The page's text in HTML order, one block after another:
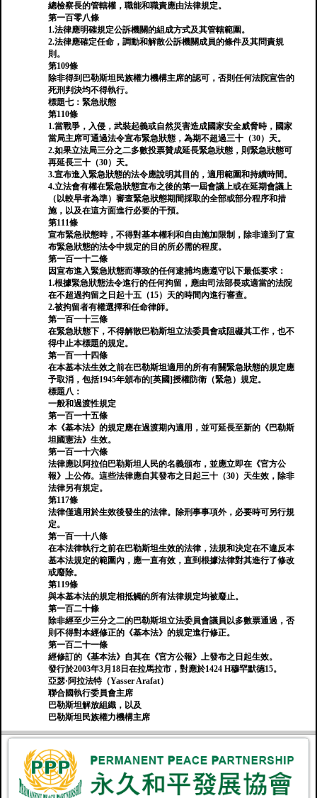
總檢察長的管轄權，職能和職責應由法律規定。
第一百零八條
1.法律應明確規定公訴機關的組成方式及其管轄範圍。
2.法律應確定任命，調動和解散公訴機關成員的條件及其問責規
則。
第109條
除非得到巴勒斯坦民族權力機構主席的認可，否則任何法院宣告的
死刑判決均不得執行。
標題七：緊急狀態
第110條
1.當戰爭，入侵，武裝起義或自然災害造成國家安全威脅時，國家
當局主席可通過法令宣布緊急狀態，為期不超過三十（30）天。
2.如果立法局三分之二多數投票贊成延長緊急狀態，則緊急狀態可
再延長三十（30）天。
3.宣布進入緊急狀態的法令應說明其目的，適用範圍和持續時間。
4.立法會有權在緊急狀態宣布之後的第一屆會議上或在延期會議上
（以較早者為準）審查緊急狀態期間採取的全部或部分程序和措
施，以及在這方面進行必要的干預。
第111條
宣布緊急狀態時，不得對基本權利和自由施加限制，除非達到了宣
布緊急狀態的法令中規定的目的所必需的程度。
第一百一十二條
因宣布進入緊急狀態而導致的任何逮捕均應遵守以下最低要求：
1.根據緊急狀態法令進行的任何拘留，應由司法部長或適當的法院
在不超過拘留之日起十五（15）天的時間內進行審查。
2.被拘留者有權選擇和任命律師。
第一百一十三條
在緊急狀態下，不得解散巴勒斯坦立法委員會或阻礙其工作，也不
得中止本標題的規定。
第一百一十四條
在本基本法生效之前在巴勒斯坦適用的所有有關緊急狀態的規定應
予取消，包括1945年頒布的[英國]授權防衛（緊急）規定。
標題八：
一般和過渡性規定
第一百一十五條
本《基本法》的規定應在過渡期內適用，並可延長至新的《巴勒斯
坦國憲法》生效。
第一百一十六條
法律應以阿拉伯巴勒斯坦人民的名義頒布，並應立即在《官方公
報》上公佈。這些法律應自其發布之日起三十（30）天生效，除非
法律另有規定。
第117條
法律僅適用於生效後發生的法律。除刑事事項外，必要時可另行規
定。
第一百一十八條
在本法律執行之前在巴勒斯坦生效的法律，法規和決定在不違反本
基本法規定的範圍內，應一直有效，直到根據法律對其進行了修改
或廢除。
第119條
與本基本法的規定相抵觸的所有法律規定均被廢止。
第一百二十條
除非經至少三分之二的巴勒斯坦立法委員會議員以多數票通過，否
則不得對本經修正的《基本法》的規定進行修正。
第一百二十一條
經修訂的《基本法》自其在《官方公報》上發布之日起生效。
發行於2003年3月18日在拉馬拉市，對應於1424 H穆罕默德15。
亞瑟·阿拉法特（Yasser Arafat）
聯合國執行委員會主席
巴勒斯坦解放組織，以及
巴勒斯坦民族權力機構主席